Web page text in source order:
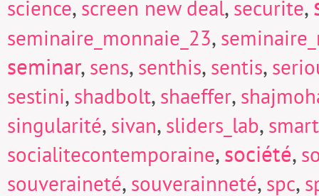
science, screen new deal, securite,
seminaire_monnaie_23,
seminar, sens, senthis, sentis,
sestini, shadbolt, shaeffer,
singularité, sivan, sliders_lab,
socialitecontemporaine,société,
souveraineté, souverainneté, spc,